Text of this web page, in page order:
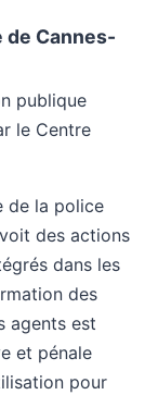
de Cannes-
publique
le Centre
de la police
des actions
dans les
des
agents est
et pénale
pour